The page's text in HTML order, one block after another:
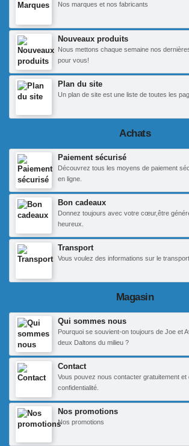
Nos marques et nos fabricants
Nouveaux produits
Nous mettons chaque semaine nos
pour vous!
Plan du site
Un plan de site est une liste de toutes les
Achats
Paiement sécurisé
Découvrez tous les moyens de paiement
en ligne.
Bon cadeaux
Donnez toujours avec votre cœur,être
heureux.
Transport
Vous voulez des informations sur le
Magasin
Qui sommes nous
Pourquoi se souvient-on toujours de Joe et
deux Daltons du milieu ?
Contact
Vous pouvez nous contacter gratuitement et
confidentialité.
Nos promotions
Nos promotions